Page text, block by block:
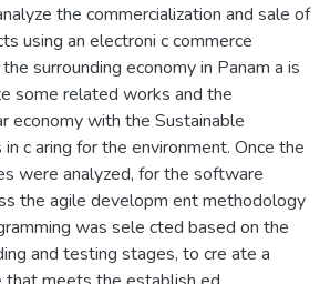
the commercialization and sale of
using an electroni c commerce
surrounding economy in Panam a is
some related works and the
economy with the Sustainable
c aring for the environment. Once the
were analyzed, for the software
the agile developm ent methodology
was sele cted based on the
and testing stages, to cre ate a